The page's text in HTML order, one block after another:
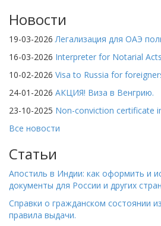
Новости
19-03-2026 Легализация для ОАЭ
16-03-2026 Interpreter for Notarial Acts
10-02-2026 Visa to Russia for
24-01-2026 АКЦИЯ! Виза в Венгрию.
23-10-2025 Non-conviction certificate
Все новости
Статьи
Апостиль в Индии: как оформить и
документы для России и других стран
Справки о гражданском состоянии
правила выдачи.